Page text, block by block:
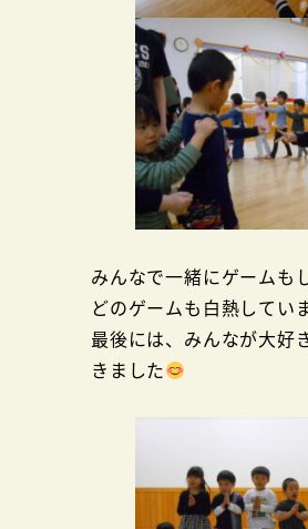
みんなで一緒にゲームも
どのゲームも白熱してい
最後には、みんなが大好
きました